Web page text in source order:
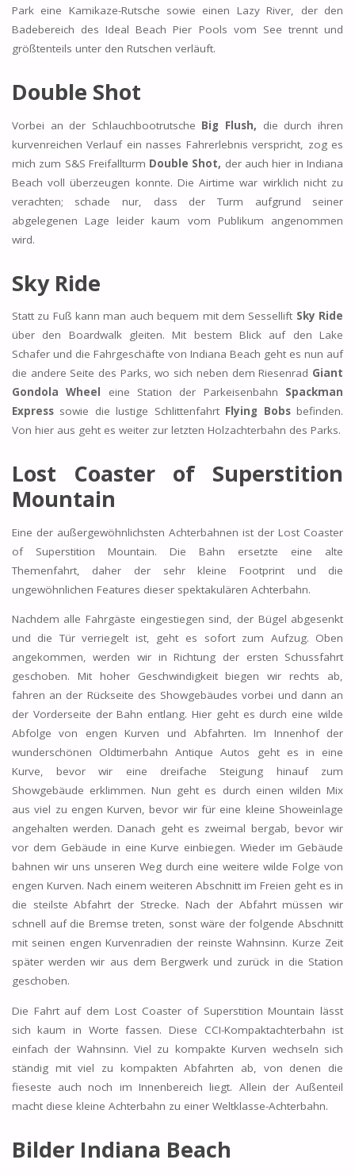
Park eine Kamikaze-Rutsche sowie einen Lazy River, der den
Badebereich des Ideal Beach Pier Pools vom See trennt und
größtenteils unter den Rutschen verläuft.
Double Shot
Vorbei an der Schlauchbootrutsche Big Flush, die durch ihren
kurvenreichen Verlauf ein nasses Fahrerlebnis verspricht, zog es
mich zum S&S Freifallturm Double Shot, der auch hier in Indiana
Beach voll überzeugen konnte. Die Airtime war wirklich nicht zu
verachten; schade nur, dass der Turm aufgrund seiner
abgelegenen Lage leider kaum vom Publikum angenommen
wird.
Sky Ride
Statt zu Fuß kann man auch bequem mit dem Sessellift Sky Ride
über den Boardwalk gleiten. Mit bestem Blick auf den Lake
Schafer und die Fahrgeschäfte von Indiana Beach geht es nun auf
die andere Seite des Parks, wo sich neben dem Riesenrad Giant
Gondola Wheel eine Station der Parkeisenbahn Spackman
Expresssowie die lustige Schlittenfahrt Flying Bobsbefinden.
Von hier aus geht es weiter zur letzten Holzachterbahn des Parks.
Lost Coaster of Superstition
Mountain
Eine der außergewöhnlichsten Achterbahnen ist der Lost Coaster
of Superstition Mountain. Die Bahn ersetzte eine alte
Themenfahrt, daher der sehr kleine Footprint und die
ungewöhnlichen Features dieser spektakulären Achterbahn.
Nachdem alle Fahrgäste eingestiegen sind, der Bügel abgesenkt
und die Tür verriegelt ist, geht es sofort zum Aufzug. Oben
angekommen, werden wir in Richtung der ersten Schussfahrt
geschoben. Mit hoher Geschwindigkeit biegen wir rechts ab,
fahren an der Rückseite des Showgebäudes vorbei und dann an
der Vorderseite der Bahn entlang. Hier geht es durch eine wilde
Abfolge von engen Kurven und Abfahrten. Im Innenhof der
wunderschönen Oldtimerbahn Antique Autos geht es in eine
Kurve, bevor wir eine dreifache Steigung hinauf zum
Showgebäude erklimmen. Nun geht es durch einen wilden Mix
aus viel zu engen Kurven, bevor wir für eine kleine Showeinlage
angehalten werden. Danach geht es zweimal bergab, bevor wir
vor dem Gebäude in eine Kurve einbiegen. Wieder im Gebäude
bahnen wir uns unseren Weg durch eine weitere wilde Folge von
engen Kurven. Nach einem weiteren Abschnitt im Freien geht es in
die steilste Abfahrt der Strecke. Nach der Abfahrt müssen wir
schnell auf die Bremse treten, sonst wäre der folgende Abschnitt
mit seinen engen Kurvenradien der reinste Wahnsinn. Kurze Zeit
später werden wir aus dem Bergwerk und zurück in die Station
geschoben.
Die Fahrt auf dem Lost Coaster of Superstition Mountain lässt
sich kaum in Worte fassen. Diese CCI-Kompaktachterbahn ist
einfach der Wahnsinn. Viel zu kompakte Kurven wechseln sich
ständig mit viel zu kompakten Abfahrten ab, von denen die
fieseste auch noch im Innenbereich liegt. Allein der Außenteil
macht diese kleine Achterbahn zu einer Weltklasse-Achterbahn.
Bilder Indiana Beach